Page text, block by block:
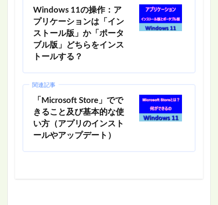
Windows 11の操作：ア
プリケーションは「イン
ストール版」か「ポータ
ブル版」どちらをインス
トールする？
関連記事
「Microsoft Store」でで
きること及び基本的な使
い方（アプリのインスト
ールやアップデート）